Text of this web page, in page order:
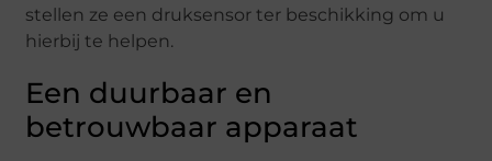
stellen ze een druksensor ter beschikking om u
hierbij te helpen.
Een duurbaar en
betrouwbaar apparaat